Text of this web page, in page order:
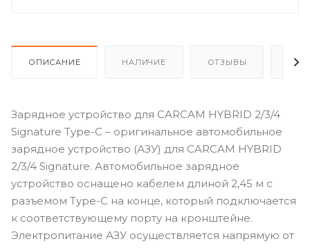
ОПИСАНИЕ НАЛИЧИЕ ОТЗЫВЫ
Зарядное устройство для CARCAM HYBRID 2/3/4
Signature Type-C – оригинальное автомобильное
зарядное устройство (АЗУ) для CARCAM HYBRID
2/3/4 Signature. Автомобильное зарядное
устройство оснащено кабелем длиной 2,45 м с
разъемом Type-C на конце, который подключается
к соответствующему порту на кронштейне.
Электропитание АЗУ осуществляется напрямую от